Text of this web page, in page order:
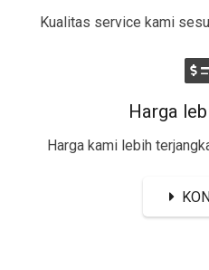
Kualitas service kami
Harga
Harga kami lebih